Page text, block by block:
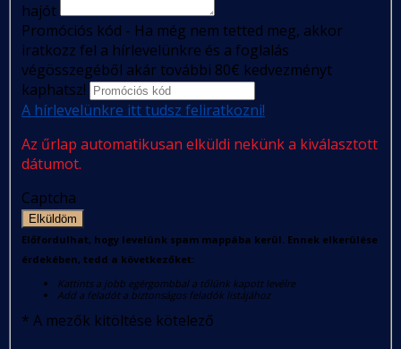
hajót
Promóciós kód - Ha még nem tetted meg, akkor
iratkozz fel a hírlevelünkre és a foglalás
végösszegéből akár további 80€ kedvezményt
kaphatsz!
A hírlevelünkre itt tudsz feliratkozni!
Az űrlap automatikusan elküldi nekünk a kiválasztott
dátumot.
Captcha
Elküldöm
Előfordulhat, hogy levelünk spam mappába kerül. Ennek elkerülése
érdekében, tedd a következőket:
Kattints a jobb egérgombbal a tőlünk kapott levélre
Add a feladót a biztonságos feladók listájához
* A mezők kitöltése kötelező